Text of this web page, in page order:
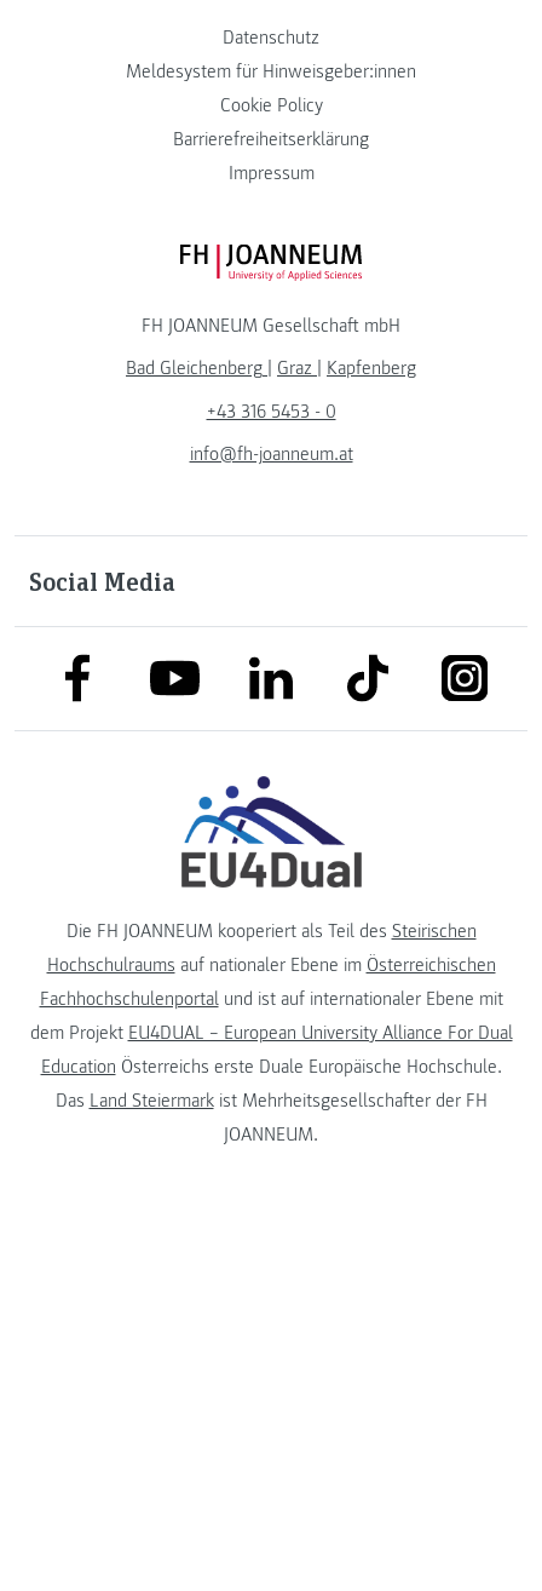
Datenschutz
Meldesystem für Hinweisgeber:innen
Cookie Policy
Barrierefreiheitserklärung
Impressum
FH JOANNEUM Logo
FH JOANNEUM Gesellschaft mbH
Bad Gleichenberg
Graz
Kapfenberg
+43 316 5453 - 0
info@fh-joanneum.at
Social Media
link to facebooklink to youtubelink to linkedinlink to tiktok
Die FH JOANNEUM kooperiert als Teil des Steirischen
Hochschulraums auf nationaler Ebene im Österreichischen
Fachhochschulenportalund ist auf internationaler Ebene mit
dem Projekt EU4DUAL – European University Alliance For Dual
Education Österreichs erste Duale Europäische Hochschule.
Das Land Steiermarkist Mehrheitsgesellschafter der FH
JOANNEUM.